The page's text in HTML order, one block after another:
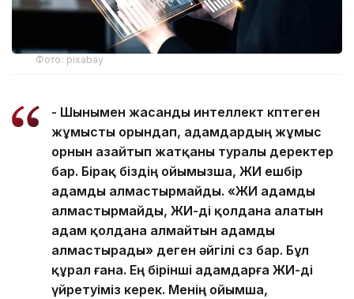
Фото: pixabay
- Шынымен жасанды интеллект көптеген
жұмысты орындап, адамдардың жұмыс
орнын азайтып жатқаны туралы деректер
бар. Бірақ біздің ойымызша, ЖИ ешбір
адамды алмастырмайды. «ЖИ адамды
алмастырмайды, ЖИ-ді қолдана алатын
адам қолдана алмайтын адамды
алмастырады» деген әйгілі сөз бар. Бұл
құрал ғана. Ең бірінші адамдарға ЖИ-ді
үйретуіміз керек. Менің ойымша,